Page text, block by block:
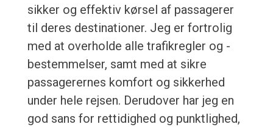
sikker og effektiv kørsel af passagerer
til deres destinationer. Jeg er fortrolig
med at overholde alle trafikregler og -
bestemmelser, samt med at sikre
passagerernes komfort og sikkerhed
under hele rejsen. Derudover har jeg en
god sans for rettidighed og punktlighed,